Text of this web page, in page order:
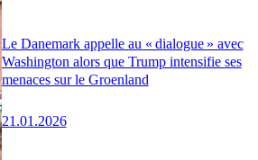
Le Danemark appelle au « dialogue » avec
Washington alors que Trump intensifie ses
menaces sur le Groenland
21.01.2026